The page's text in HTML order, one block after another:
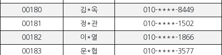
00180
김*옥
010-****-8449
00181
정*관
010-****-1502
00182
이*열
010-****-1866
00183
문*협
010-****-3577